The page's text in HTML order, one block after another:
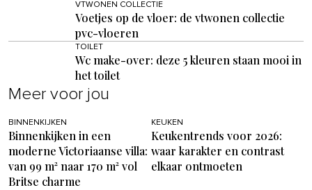
VTWONEN COLLECTIE
Voetjes op de vloer: de vtwonen collectie
pvc-vloeren
TOILET
Wc make-over: deze 5 kleuren staan mooi in
het toilet
Meer voor jou
BINNENKIJKEN
Binnenkijken in een
moderne Victoriaanse villa:
van 99 m² naar 170 m² vol
Britse charme
KEUKEN
Keukentrends voor 2026:
waar karakter en contrast
elkaar ontmoeten